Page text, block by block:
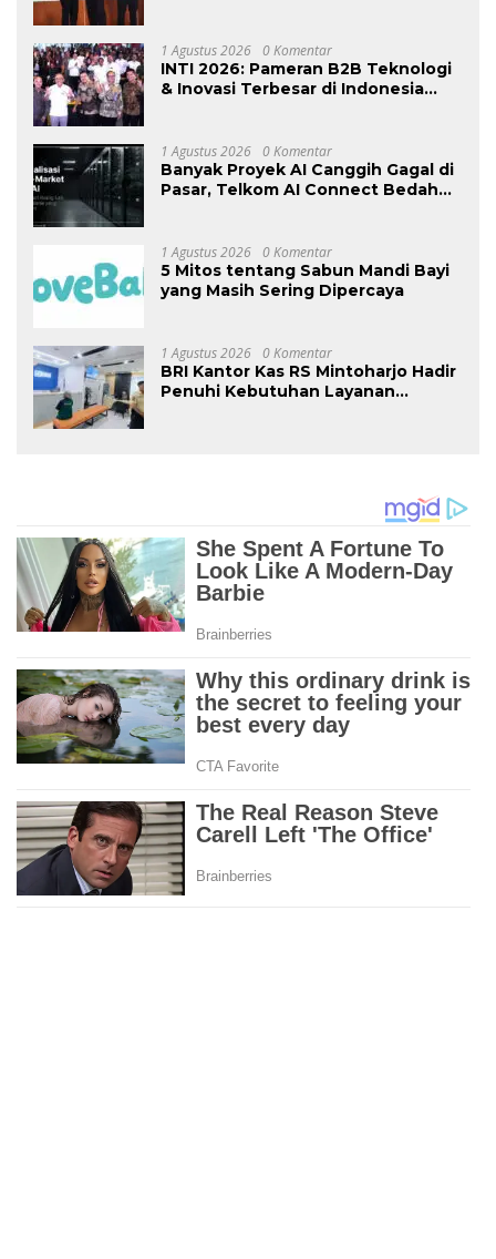
1 Agustus 2026 0 Komentar
INTI 2026: Pameran B2B Teknologi
& Inovasi Terbesar di Indonesia
1 Agustus 2026 0 Komentar
Banyak Proyek AI Canggih Gagal di
Pasar, Telkom AI Connect Bedah
1 Agustus 2026 0 Komentar
5 Mitos tentang Sabun Mandi Bayi
yang Masih Sering Dipercaya
1 Agustus 2026 0 Komentar
BRI Kantor Kas RS Mintoharjo Hadir
Penuhi Kebutuhan Layanan